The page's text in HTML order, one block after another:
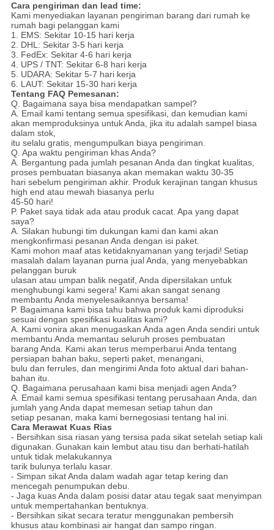
Cara pengiriman dan lead time:
Kami menyediakan layanan pengiriman barang dari rumah ke
rumah bagi pelanggan kami
1. EMS: Sekitar 10-15 hari kerja
2. DHL: Sekitar 3-5 hari kerja
3. FedEx: Sekitar 4-6 hari kerja
4. UPS / TNT: Sekitar 6-8 hari kerja
5. UDARA: Sekitar 5-7 hari kerja
6. LAUT: Sekitar 15-30 hari kerja
Tentang FAQ Pemesanan:
Q. Bagaimana saya bisa mendapatkan sampel?
A. Email kami tentang semua spesifikasi, dan kemudian kami
akan memproduksinya untuk Anda, jika itu adalah sampel biasa
dalam stok,
itu selalu gratis, mengumpulkan biaya pengiriman.
Q. Apa waktu pengiriman khas Anda?
A. Bergantung pada jumlah pesanan Anda dan tingkat kualitas,
proses pembuatan biasanya akan memakan waktu 30-35
hari sebelum pengiriman akhir. Produk kerajinan tangan khusus
high end atau mewah biasanya perlu
45-50 hari!
P. Paket saya tidak ada atau produk cacat. Apa yang dapat
saya?
A. Silakan hubungi tim dukungan kami dan kami akan
mengkonfirmasi pesanan Anda dengan isi paket.
Kami mohon maaf atas ketidaknyamanan yang terjadi! Setiap
masalah dalam layanan purna jual Anda, yang menyebabkan
pelanggan buruk
ulasan atau umpan balik negatif, Anda dipersilakan untuk
menghubungi kami segera! Kami akan sangat senang
membantu Anda menyelesaikannya bersama!
P. Bagaimana kami bisa tahu bahwa produk kami diproduksi
sesuai dengan spesifikasi kualitas kami?
A. Kami vonira akan menugaskan Anda agen Anda sendiri untuk
membantu Anda memantau seluruh proses pembuatan
barang Anda. Kami akan terus memperbarui Anda tentang
persiapan bahan baku, seperti paket, menangani,
bulu dan ferrules, dan mengirimi Anda foto aktual dari bahan-
bahan itu.
Q. Bagaimana perusahaan kami bisa menjadi agen Anda?
A. Email kami semua spesifikasi tentang perusahaan Anda, dan
jumlah yang Anda dapat memesan setiap tahun dan
setiap pesanan, maka kami bernegosiasi tentang hal ini.
Cara Merawat Kuas Rias
- Bersihkan sisa riasan yang tersisa pada sikat setelah setiap kali
digunakan. Gunakan kain lembut atau tisu dan berhati-hatilah
untuk tidak melakukannya
tarik bulunya terlalu kasar.
- Simpan sikat Anda dalam wadah agar tetap kering dan
mencegah penumpukan debu.
- Jaga kuas Anda dalam posisi datar atau tegak saat menyimpan
untuk mempertahankan bentuknya.
- Bersihkan sikat secara teratur menggunakan pembersih
khusus atau kombinasi air hangat dan sampo ringan.